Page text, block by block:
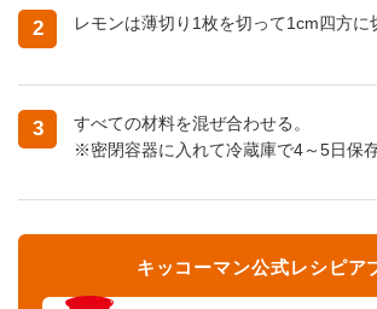
2 レモンは薄切り1枚を切って1cm四方に
3
すべての材料を混ぜ合わせる。
※密閉容器に入れて冷蔵庫で4～5日保存
キッコーマン公式レシピア